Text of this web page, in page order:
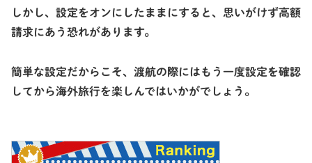
しかし、設定をオンにしたままにすると、思いがけず高額
請求にあう恐れがあります。
簡単な設定だからこそ、渡航の際にはもう一度設定を確認
してから海外旅行を楽しんではいかがでしょう。